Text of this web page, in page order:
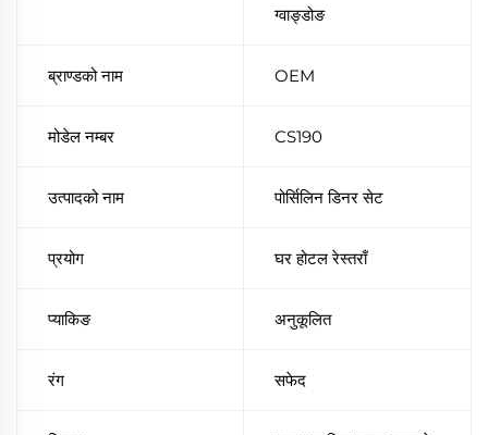
ग्वाङ्डोङ
ब्राण्डको नाम OEM
मोडेल नम्बर CS190
उत्पादको नाम पोर्सिलिन डिनर सेट
प्रयोग घर होटल रेस्तराँ
प्याकिङ अनुकूलित
रंग सफेद